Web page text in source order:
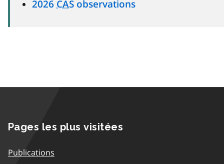
2026 CAS observations
Pages les plus visitées
Publications